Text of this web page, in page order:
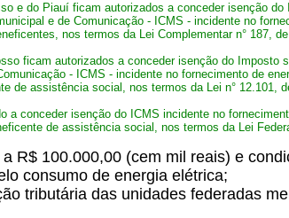
e do Piauí ficam autorizados a conceder isenção
e de Comunicação - ICMS - incidente no
nos termos da Lei Complementar n° 187,
ficam autorizados a conceder isenção do Imposto
- ICMS - incidente no fornecimento de
de assistência social, nos termos da Lei n° 12.101,
conceder isenção do ICMS incidente no
de assistência social, nos termos da Lei
R$ 100.000,00 (cem mil reais) e
consumo de energia elétrica;
tributária das unidades federadas